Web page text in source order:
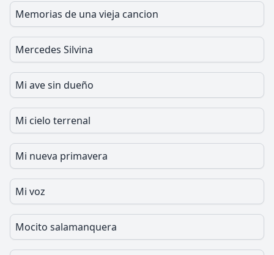
Memorias de una vieja cancion
Mercedes Silvina
Mi ave sin dueño
Mi cielo terrenal
Mi nueva primavera
Mi voz
Mocito salamanquera